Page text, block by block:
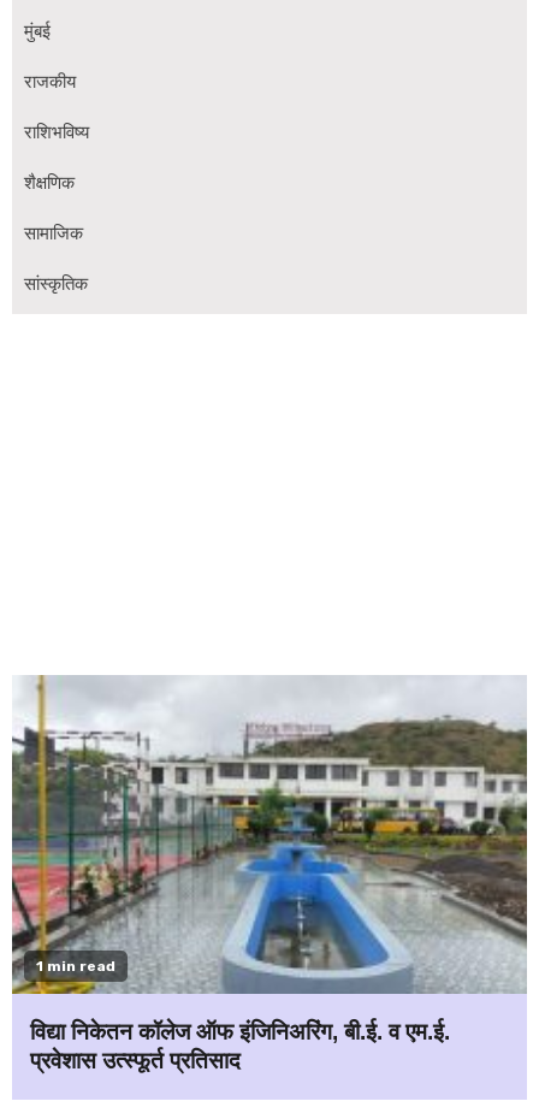
मुंबई
राजकीय
राशिभविष्य
शैक्षणिक
सामाजिक
सांस्कृतिक
1 min read
विद्या निकेतन कॉलेज ऑफ इंजिनिअरिंग, बी.ई. व एम.ई.
प्रवेशास उत्स्फूर्त प्रतिसाद